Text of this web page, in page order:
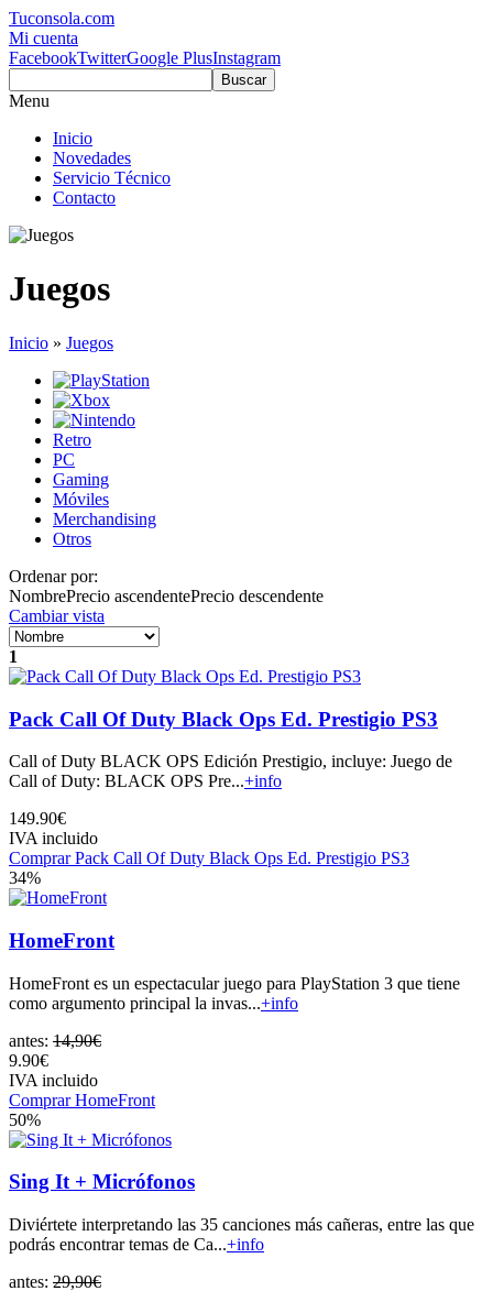
Tuconsola.com
Mi cuenta
FacebookTwitterGoogle PlusInstagram
Buscar
Menu
Inicio
Novedades
Servicio Técnico
Contacto
Juegos
Inicio » Juegos
Retro
PC
Gaming
Móviles
Merchandising
Otros
Ordenar por:
NombrePrecio ascendentePrecio descendente
Cambiar vista
1
Pack Call Of Duty Black Ops Ed. Prestigio PS3
Call of Duty BLACK OPS Edición Prestigio, incluye: Juego de
Call of Duty: BLACK OPS Pre...+info
149.90€
IVA incluido
Comprar Pack Call Of Duty Black Ops Ed. Prestigio PS3
34%
HomeFront
HomeFront es un espectacular juego para PlayStation 3 que tiene
como argumento principal la invas...+info
antes: 14,90€
9.90€
IVA incluido
Comprar HomeFront
50%
Sing It + Micrófonos
Diviértete interpretando las 35 canciones más cañeras, entre las que
podrás encontrar temas de Ca...+info
antes: 29,90€